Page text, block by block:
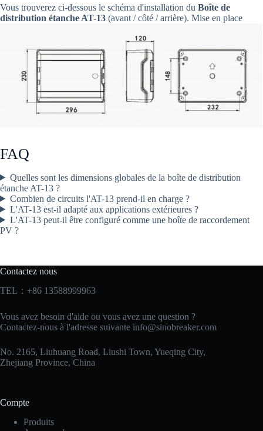
Vous trouverez ci-dessous le schéma d'installation du Boîte de
distribution étanche AT-13 (avant / côté / arrière). Mise en place
FAQ
Quelles sont les dimensions globales de la boîte de distribution
étanche AT-13 ?
Combien de circuits l'AT-13 prend-il en charge ?
L'AT-13 est-il adapté aux applications extérieures ?
L'AT-13 peut-il être configuré comme une boîte de raccordement
PV ?
Contactez nous
TEL：+86 13588999963
Vous avez besoin d'aide ou vous avez une question ?
Contactez-nous à l'adresse suivante info@sinobreaker.com
No. 2165, Liuhuang Road, Liushi Town, Yueqing City,
Zhejiang Province, China
Compte
Produits